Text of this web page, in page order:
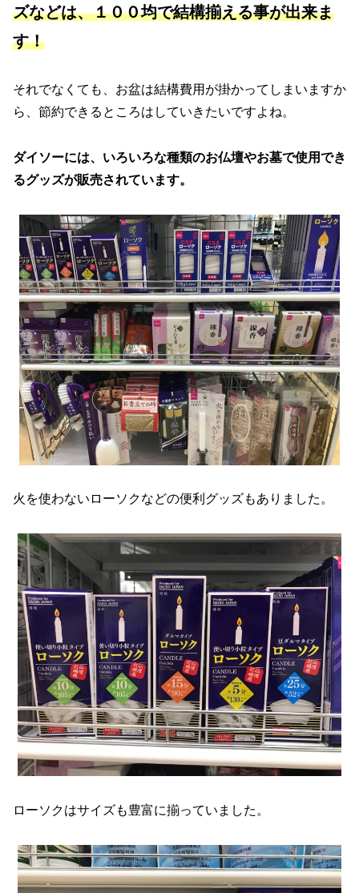
ズなどは、１００均で結構揃える事が出来ま
す！
それでなくても、お盆は結構費用が掛かってしまいますか
ら、節約できるところはしていきたいですよね。
ダイソーには、いろいろな種類のお仏壇やお墓で使用でき
るグッズが販売されています。
火を使わないローソクなどの便利グッズもありました。
ローソクはサイズも豊富に揃っていました。